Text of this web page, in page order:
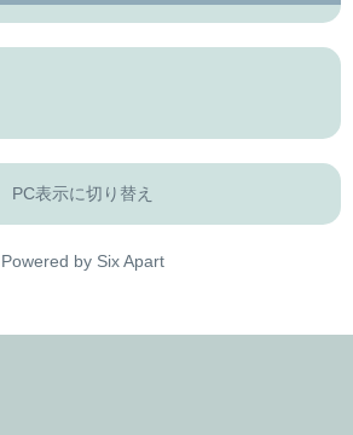
PC表示に切り替え
Powered by Six Apart